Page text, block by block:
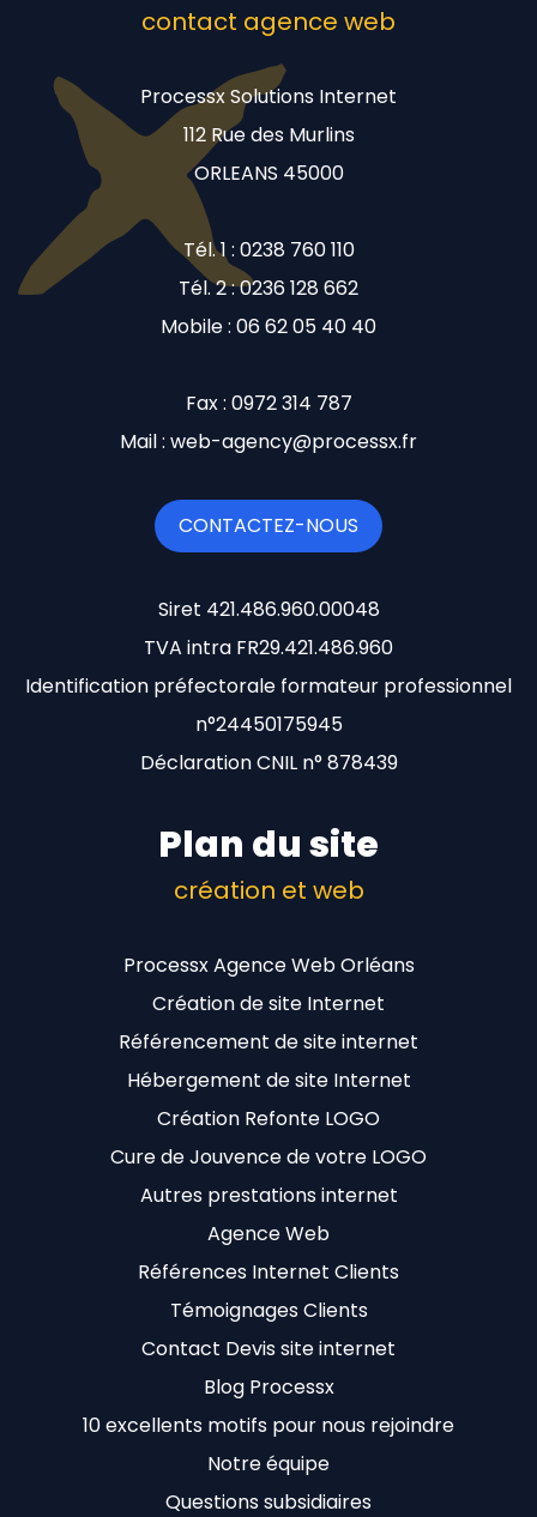
contact agence web
Processx Solutions Internet
112 Rue des Murlins
ORLEANS 45000
Tél. 1 : 0238 760 110
Tél. 2 : 0236 128 662
Mobile : 06 62 05 40 40
Fax : 0972 314 787
Mail : web-agency@processx.fr
CONTACTEZ-NOUS
Siret 421.486.960.00048
TVA intra FR29.421.486.960
Identification préfectorale formateur professionnel
n°24450175945
Déclaration CNIL n° 878439
Plan du site
création et web
Processx Agence Web Orléans
Création de site Internet
Référencement de site internet
Hébergement de site Internet
Création Refonte LOGO
Cure de Jouvence de votre LOGO
Autres prestations internet
Agence Web
Références Internet Clients
Témoignages Clients
Contact Devis site internet
Blog Processx
10 excellents motifs pour nous rejoindre
Notre équipe
Questions subsidiaires